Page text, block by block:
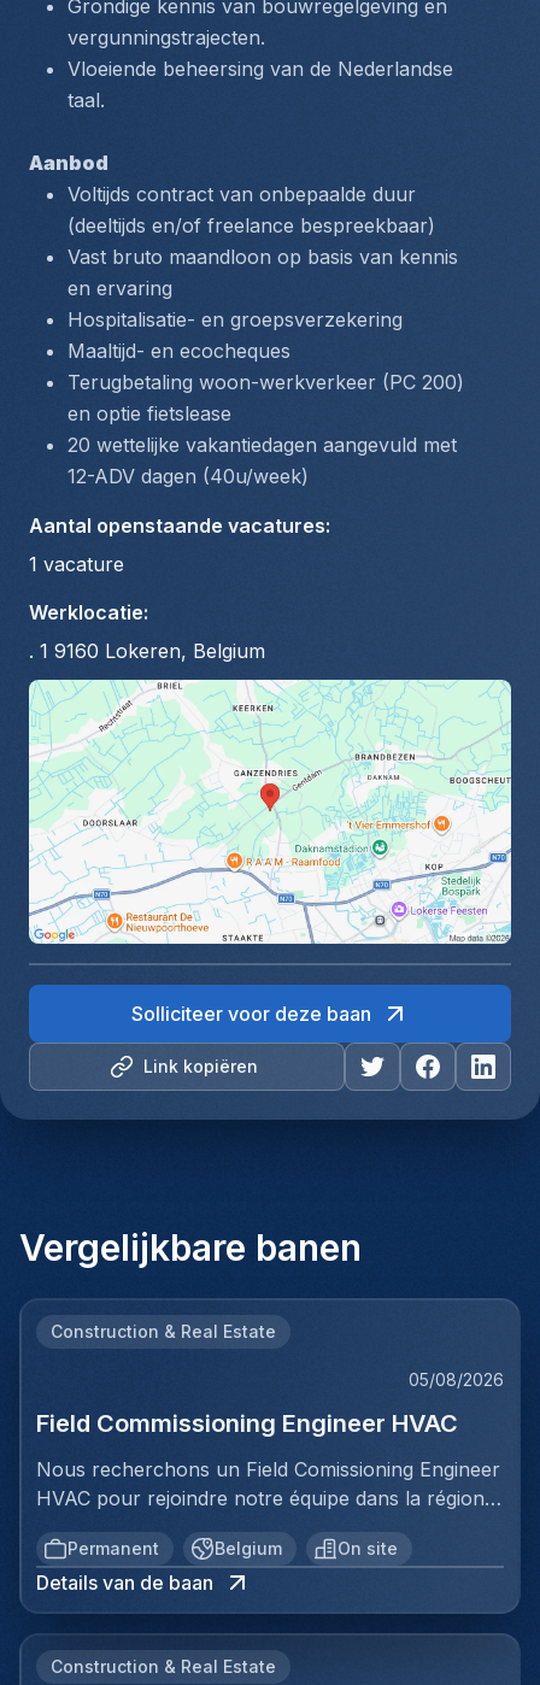
Grondige kennis van bouwregelgeving en
vergunningstrajecten.
Vloeiende beheersing van de Nederlandse
taal.
Aanbod
Voltijds contract van onbepaalde duur
(deeltijds en/of freelance bespreekbaar)
Vast bruto maandloon op basis van kennis
en ervaring
Hospitalisatie- en groepsverzekering
Maaltijd- en ecocheques
Terugbetaling woon-werkverkeer (PC 200)
en optie fietslease
20 wettelijke vakantiedagen aangevuld met
12-ADV dagen (40u/week)
Aantal openstaande vacatures:
1 vacature
Werklocatie:
. 1 9160 Lokeren, Belgium
Link kopiëren
Solliciteer voor deze baan
Vergelijkbare banen
Construction & Real Estate
05/08/2026
Field Commissioning Engineer HVAC
Nous recherchons un Field Comissioning Engineer
HVAC pour rejoindre notre équipe dans la région
de Bruxelles. Dans ce rôle, vous fournirez une
assistance technique sur site lors de la mise en
service et du démarrage des installations HVAC
pour nos clients. Vous serez responsable de
climatisation sont correctement installés,
Permanent Belgium On site
Details van de baan
Construction & Real Estate